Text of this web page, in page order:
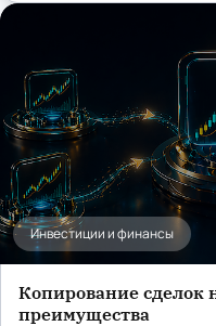
Инвестиции и финансы
Копирование сделок
преимущества